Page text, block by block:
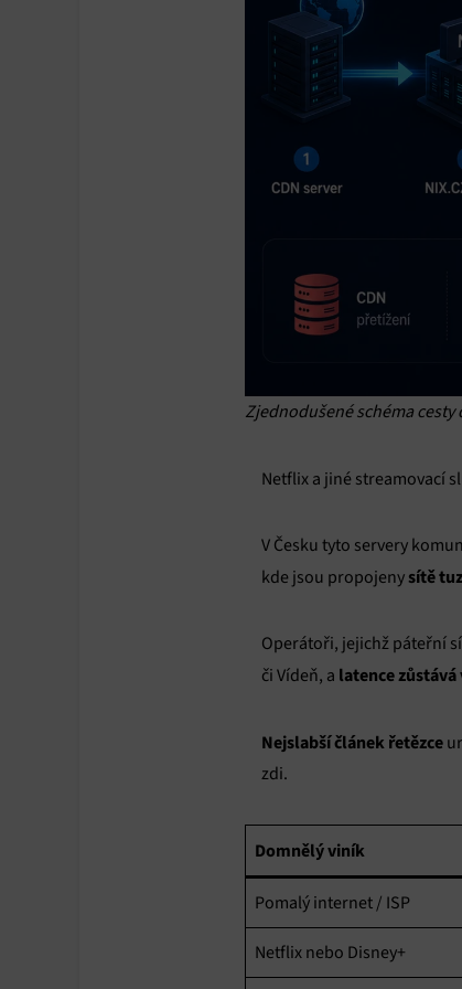
Zjednodušené schéma
Netflix a jiné streamovací
V Česku tyto servery
kde jsou propojeny sítě
Operátoři, jejichž páteřní
či Vídeň, a latence
Nejslabší článek řetězce
zdi.
Domnělý viník
Pomalý internet / ISP
Netflix nebo Disney+